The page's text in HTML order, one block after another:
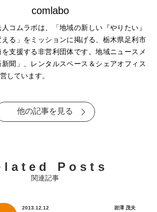
comlabo
コムラボは、「地域の新しい『やりたい』
る」をミッションに掲げる、栃木県足利市
支援する非営利団体です。地域ニュースメ
聞」、レンタルスペース＆シェアオフィス
しています。
他の記事を見る
Posts
関連記事
2013.12.12 岩澤 茂夫